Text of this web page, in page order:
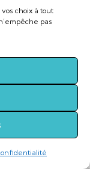
choix à tout
pas